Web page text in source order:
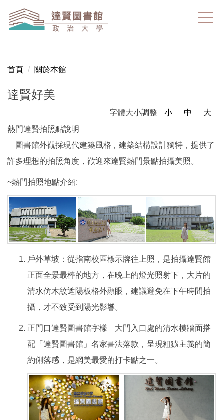
到
主
容
首頁 關於本館
達賢好美
字體大小調整 小 中
大
熱門達賢拍照點說明
圖書館外觀採現代建築風格，建築結構設計獨特，提供了
許多理想的拍照角度，歡迎來達賢熱門景點拍攝美照。
~熱門拍照地點介紹:
戶外草坡：從指南校區標示牌往上照，是拍攝達賢館
正面全景最棒的地方，在晚上的燈光照射下，大片的
清水仿木紋遮陽板格外顯眼，建議避免在下午時間拍
攝，才不致受到陽光影響。
正門口達賢圖書館字樣：大門入口處的清水模牆面搭
配「達賢圖書館」名家書法落款，呈現粗獷主義的簡
約俐落感，是網美最愛的打卡點之一。